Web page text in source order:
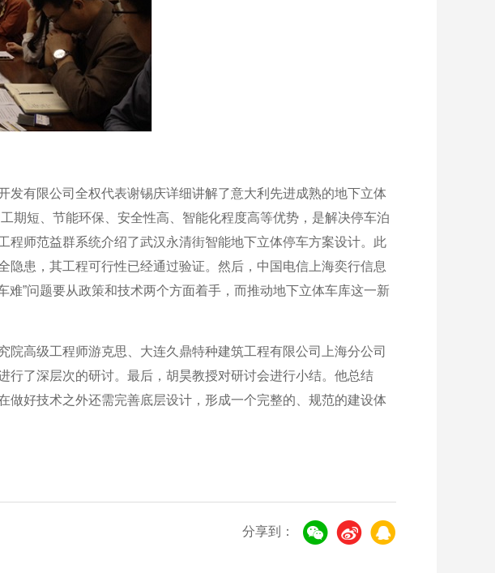
有限公司全权代表谢锡庆详细讲解了意大利先进成熟的地下立体
期短、节能环保、安全性高、智能化程度高等优势，是解决停车泊
师范益群系统介绍了武汉永清街智能地下立体停车方案设计。此
患，其工程可行性已经通过验证。然后，中国电信上海奕行信息
难”问题要从政策和技术两个方面着手，而推动地下立体车库这一新
高级工程师游克思、大连久鼎特种建筑工程有限公司上海分公司
了深层次的研讨。最后，胡昊教授对研讨会进行小结。他总结
好技术之外还需完善底层设计，形成一个完整的、规范的建设体
分享到：